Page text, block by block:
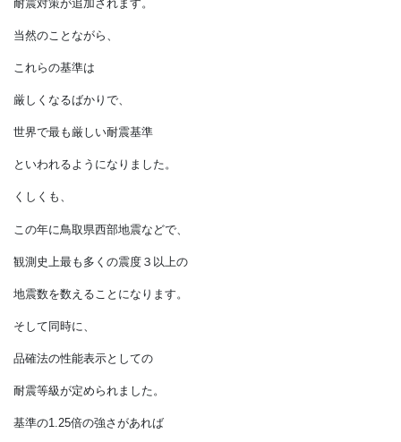
さらに、1999年の
「住宅の品質確保の
2000年に
「新・新耐震基準」が定められます。
木造建築物では、
接合金物による補強や
基礎との強固な緊結など、